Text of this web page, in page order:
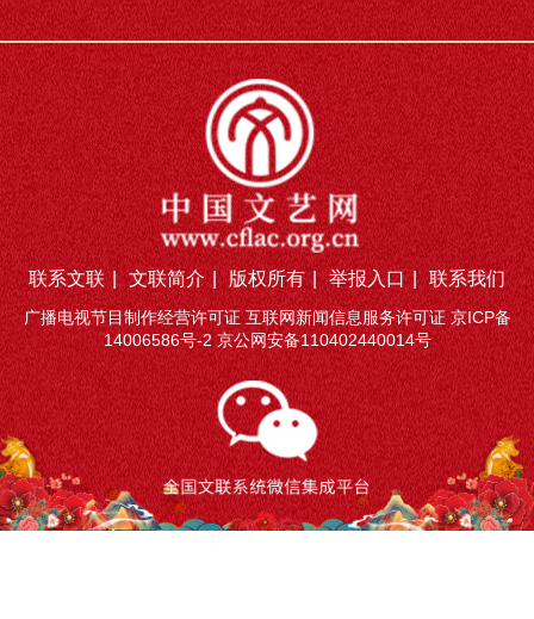
联系文联 | 文联简介 版权所有 举报入口 | 联系我们
广播电视节目制作经营许可证 互联网新闻信息服务许可证 京ICP备
14006586号-2京公网安备110402440014号